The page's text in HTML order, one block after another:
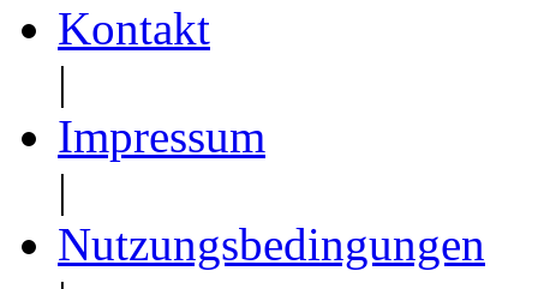
Kontakt
|
Impressum
|
Nutzungsbedingungen